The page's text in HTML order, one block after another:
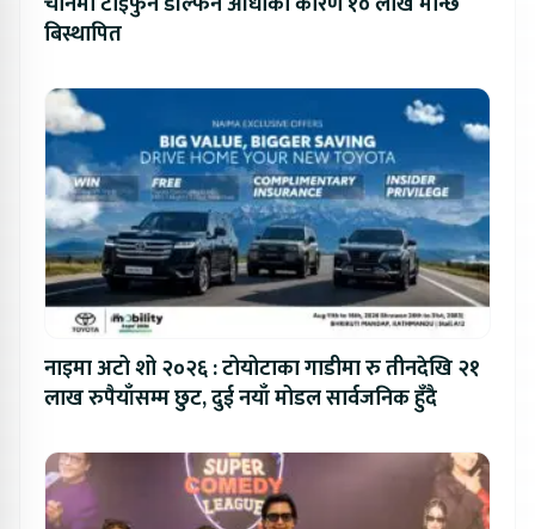
बिस्थापित
नाइमा अटो शो २०२६ : टोयोटाका गाडीमा रु तीनदेखि २१
लाख रुपैयाँसम्म छुट, दुई नयाँ मोडल सार्वजनिक हुँदै